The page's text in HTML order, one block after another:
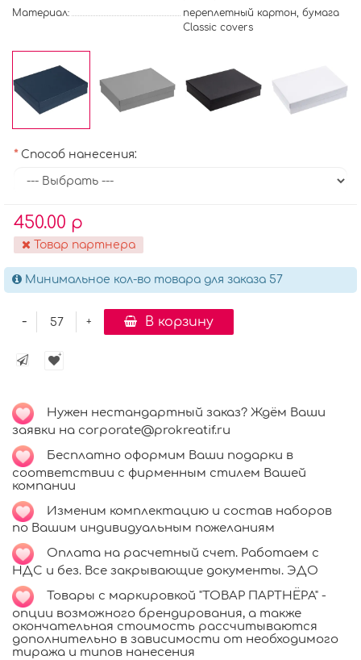
Материал:
переплетный картон, бумага
Classic covers
Способ нанесения:
450.00 р
Товар партнера
Минимальное кол-во товара для заказа 57
+
- В корзину
Нужен нестандартный заказ? Ждём Ваши
заявки на corporate@prokreatif.ru
Бесплатно оформим Ваши подарки в
соответствии с фирменным стилем Вашей
компании
Изменим комплектацию и состав наборов
по Вашим индивидуальным пожеланиям
Оплата на расчетный счет. Работаем с
НДС и без. Все закрывающие документы. ЭДО
Товары с маркировкой "ТОВАР ПАРТНЁРА" -
опции возможного брендирования, а также
окончательная стоимость рассчитываются
дополнительно в зависимости от необходимого
тиража и типов нанесения